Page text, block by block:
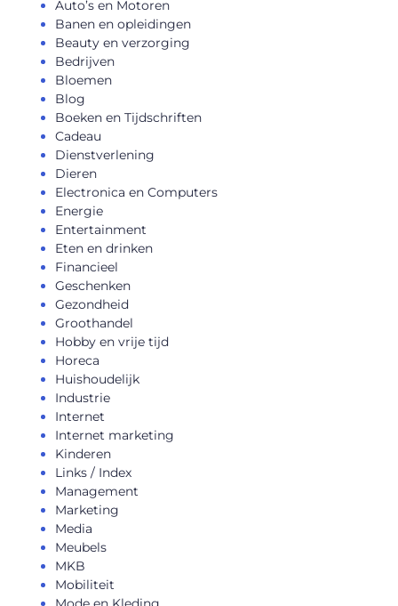
Auto’s en Motoren
Banen en opleidingen
Beauty en verzorging
Bedrijven
Bloemen
Blog
Boeken en Tijdschriften
Cadeau
Dienstverlening
Dieren
Electronica en Computers
Energie
Entertainment
Eten en drinken
Financieel
Geschenken
Gezondheid
Groothandel
Hobby en vrije tijd
Horeca
Huishoudelijk
Industrie
Internet
Internet marketing
Kinderen
Links / Index
Management
Marketing
Media
Meubels
MKB
Mobiliteit